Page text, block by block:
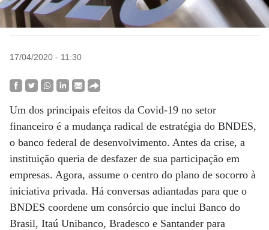
17/04/2020 - 11:30
Um dos principais efeitos da Covid-19 no setor
financeiro é a mudança radical de estratégia do BNDES,
o banco federal de desenvolvimento. Antes da crise, a
instituição queria de desfazer de sua participação em
empresas. Agora, assume o centro do plano de socorro à
iniciativa privada. Há conversas adiantadas para que o
BNDES coordene um consórcio que inclui Banco do
Brasil, Itaú Unibanco, Bradesco e Santander para